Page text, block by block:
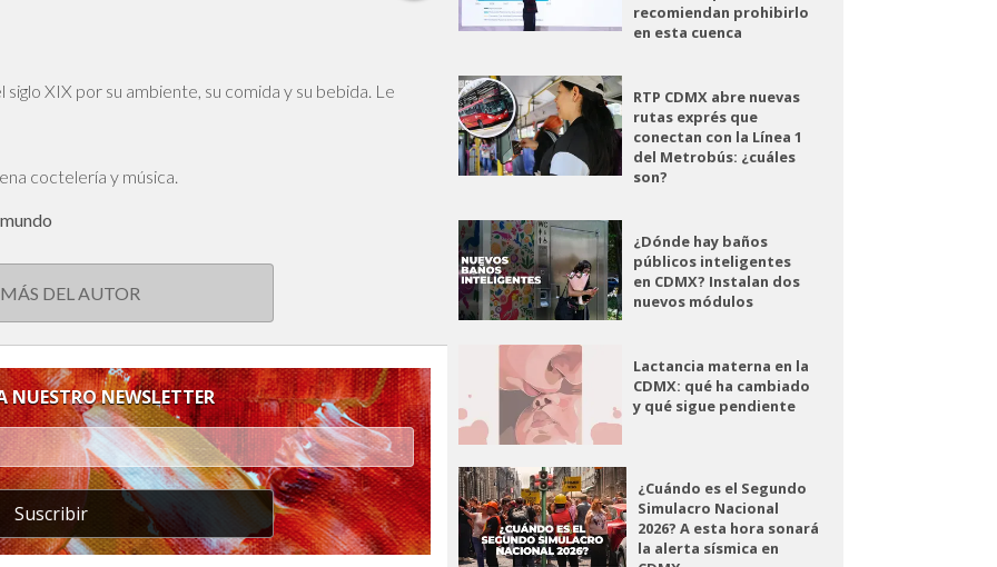
XIX por su ambiente, su comida y su bebida. Le
coctelería y música.
DEL AUTOR
NUESTRO NEWSLETTER
Suscribir
recomiendan prohibirlo
en esta cuenca
RTP CDMX abre nuevas
rutas exprés que
conectan con la Línea 1
del Metrobús: ¿cuáles
son?
¿Dónde hay baños
públicos inteligentes
en CDMX? Instalan dos
nuevos módulos
Lactancia materna en la
CDMX: qué ha cambiado
y qué sigue pendiente
¿Cuándo es el Segundo
Simulacro Nacional
2026? A esta hora sonará
la alerta sísmica en